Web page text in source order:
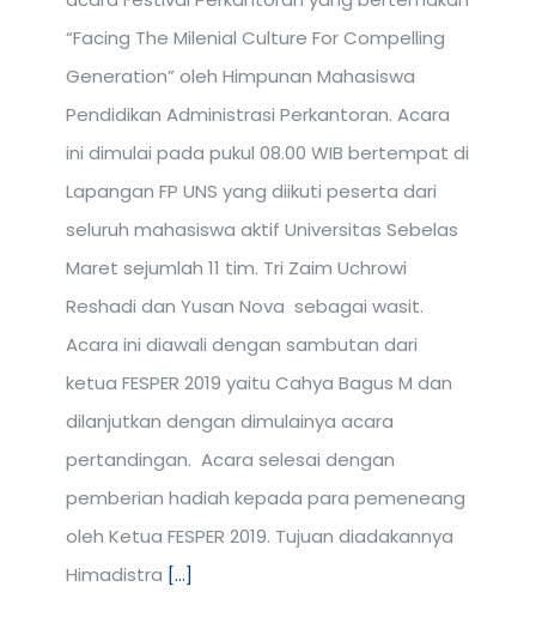
“Facing The Milenial Culture For Compelling
Generation” oleh Himpunan Mahasiswa
Pendidikan Administrasi Perkantoran. Acara
ini dimulai pada pukul 08.00 WIB bertempat di
Lapangan FP UNS yang diikuti peserta dari
seluruh mahasiswa aktif Universitas Sebelas
Maret sejumlah 11 tim. Tri Zaim Uchrowi
Reshadi dan Yusan Nova sebagai wasit.
Acara ini diawali dengan sambutan dari
ketua FESPER 2019 yaitu Cahya Bagus M dan
dilanjutkan dengan dimulainya acara
pertandingan. Acara selesai dengan
pemberian hadiah kepada para pemeneang
oleh Ketua FESPER 2019. Tujuan diadakannya
Himadistra [...]